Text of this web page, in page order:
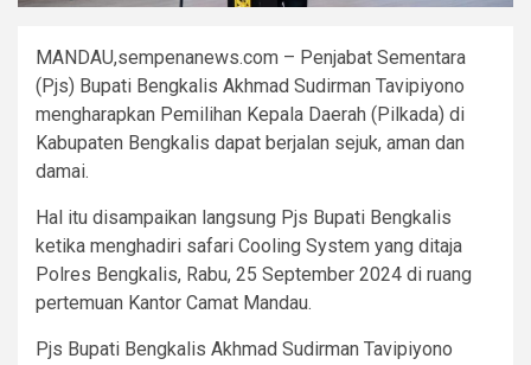
MANDAU,sempenanews.com – Penjabat Sementara
(Pjs) Bupati Bengkalis Akhmad Sudirman Tavipiyono
mengharapkan Pemilihan Kepala Daerah (Pilkada) di
Kabupaten Bengkalis dapat berjalan sejuk, aman dan
damai.
Hal itu disampaikan langsung Pjs Bupati Bengkalis
ketika menghadiri safari Cooling System yang ditaja
Polres Bengkalis, Rabu, 25 September 2024 di ruang
pertemuan Kantor Camat Mandau.
Pjs Bupati Bengkalis Akhmad Sudirman Tavipiyono